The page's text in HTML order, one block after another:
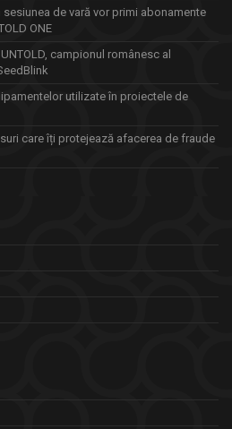
de vară vor primi abonamente
ONE
campionul românesc al
utilizate în proiectele de
care îți protejează afacerea de fraude